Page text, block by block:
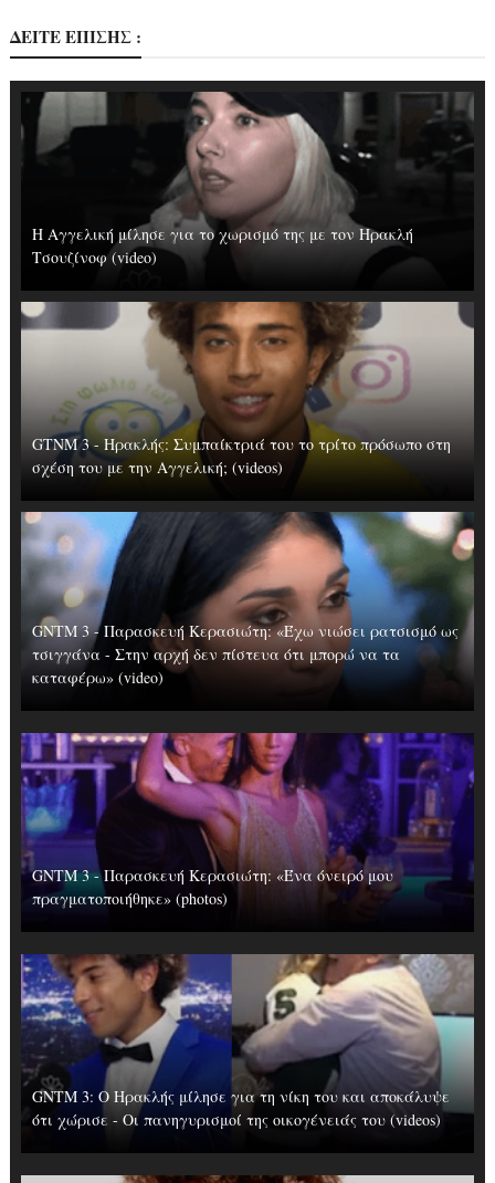
ΔΕΙΤΕ ΕΠΙΣΗΣ :
Η Αγγελική μίλησε για το χωρισμό της με τον Ηρακλή
Τσουζίνοφ (video)
GTNM 3 - Ηρακλής: Συμπαίκτριά του το τρίτο πρόσωπο στη
σχέση του με την Αγγελική; (videos)
GNTM 3 - Παρασκευή Κερασιώτη: «Έχω νιώσει ρατσισμό ως
τσιγγάνα - Στην αρχή δεν πίστευα ότι μπορώ να τα
καταφέρω» (video)
GNTM 3 - Παρασκευή Κερασιώτη: «Ένα όνειρό μου
πραγματοποιήθηκε» (photos)
GNTM 3: Ο Ηρακλής μίλησε για τη νίκη του και αποκάλυψε
ότι χώρισε - Οι πανηγυρισμοί της οικογένειάς του (videos)